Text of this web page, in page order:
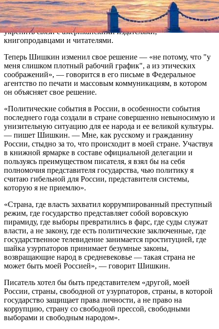
Слова Шишкина приводит газета The Guardian, которая также
отмечает, что первоначально писатель принял приглашение на
BookExpo America, участие в которой помогло бы ему
укрепить связи с американскими издателями,
книгопродавцами и читателями.
Теперь Шишкин изменил свое решение — «не потому, что "у
меня слишком плотный рабочий график", а из этических
соображений», — говорится в его письме в Федеральное
агентство по печати и массовым коммуникациям, в котором
он объясняет свое решение.
«Политические события в России, в особенности события
последнего года создали в стране совершенно невыносимую и
унизительную ситуацию для ее народа и ее великой культуры.
— пишет Шишкин. — Мне, как русскому и гражданину
России, стыдно за то, что происходит в моей стране. Участвуя
в книжной ярмарке в составе официальной делегации и
пользуясь преимуществом писателя, я взял бы на себя
полномочия представителя государства, чью политику я
считаю гибельной для России, представителя системы,
которую я не приемлю».
«Страна, где власть захватил коррумпированный преступный
режим, где государство представляет собой воровскую
пирамиду, где выборы превратились в фарс, где суды служат
власти, а не закону, где есть политические заключенные, где
государственное телевидение занимается проституцией, где
шайка узурпаторов принимает безумные законы,
возвращающие народ в средневековье — такая страна не
может быть моей Россией», — говорит Шишкин.
Писатель хотел бы быть представителем «другой, моей
России, страны, свободной от узурпаторов, страны, в которой
государство защищает права личности, а не право на
коррупцию, страну со свободной прессой, свободными
выборами и свободным народом».